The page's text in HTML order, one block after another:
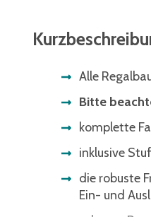
Alle
Bitte
komplette
inklusive
die robuste
Ein- und